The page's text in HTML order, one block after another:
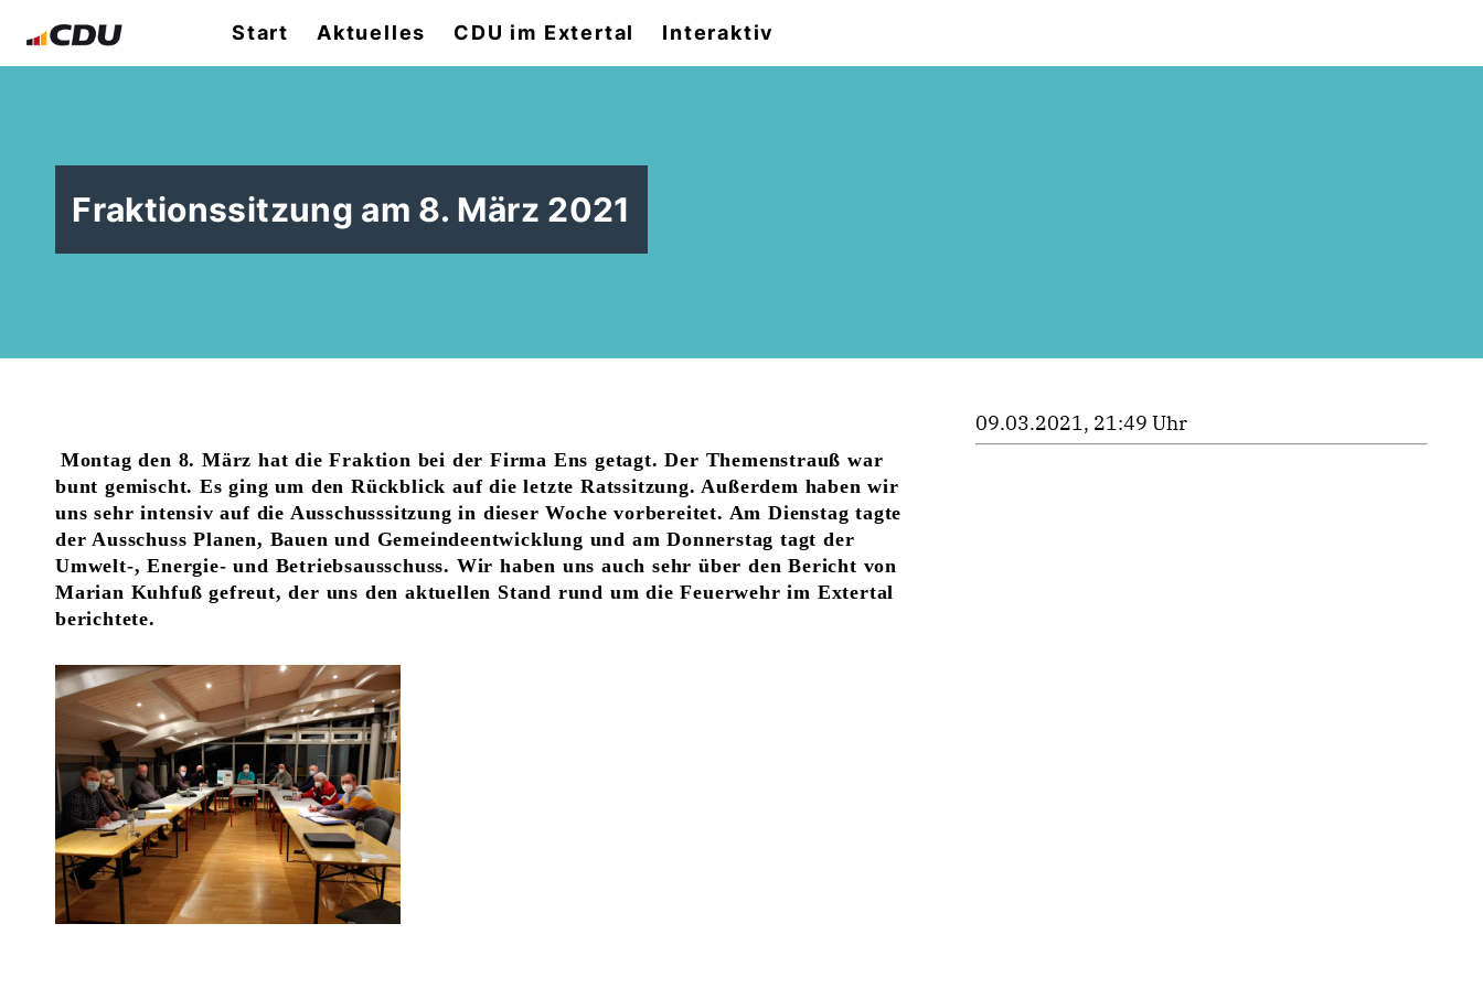
Start Aktuelles CDU im Extertal Interaktiv
Fraktionssitzung am 8. März 2021
Montag den 8. März hat die Fraktion bei der Firma Ens getagt. Der Themenstrauß war
bunt gemischt. Es ging um den Rückblick auf die letzte Ratssitzung. Außerdem haben wir
uns sehr intensiv auf die Ausschusssitzung in dieser Woche vorbereitet. Am Dienstag tagte
der Ausschuss Planen, Bauen und Gemeindeentwicklung und am Donnerstag tagt der
Umwelt-, Energie- und Betriebsausschuss. Wir haben uns auch sehr über den Bericht von
Marian Kuhfuß gefreut, der uns den aktuellen Stand rund um die Feuerwehr im Extertal
berichtete.
09.03.2021, 21:49 Uhr